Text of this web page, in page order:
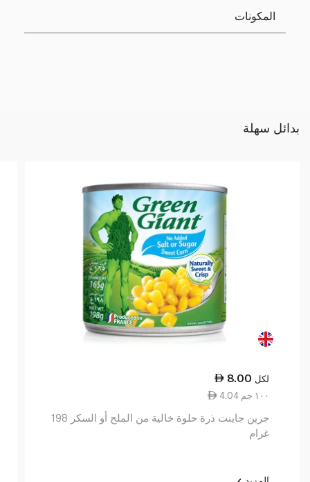
المكونات
بدائل سهلة
8.00 لكل
4.04 ١٠٠ جم
جرين جاينت ذرة حلوة خالية من الملح أو السكر 198
غرام